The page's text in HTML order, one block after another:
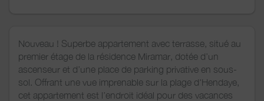
Nouveau ! Superbe appartement avec terrasse, situé au
premier étage de la résidence Miramar, dotée d’un
ascenseur et d’une place de parking privative en sous-
sol. Offrant une vue imprenable sur la plage d'Hendaye,
cet appartement est l’endroit idéal pour des vacances